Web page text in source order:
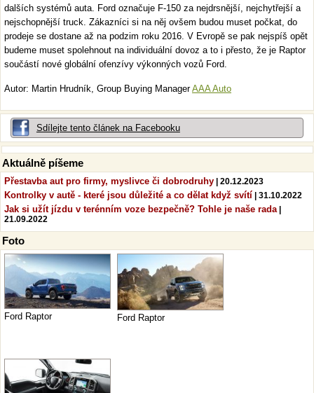
dalších systémů auta. Ford označuje F-150 za nejdrsnější, nejchytřejší a
nejschopnější truck. Zákazníci si na něj ovšem budou muset počkat, do
prodeje se dostane až na podzim roku 2016. V Evropě se pak nejspíš opět
budeme muset spolehnout na individuální dovoz a to i přesto, že je Raptor
součástí nové globální ofenzívy výkonných vozů Ford.
Autor: Martin Hrudník, Group Buying ManagerAAA Auto
Sdílejte tento článek na Facebooku
Aktuálně píšeme
Přestavba aut pro firmy, myslivce či dobrodruhy | 20.12.2023
Kontrolky v autě - které jsou důležité a co dělat když svítí | 31.10.2022
Jak si užít jízdu v terénním voze bezpečně? Tohle je naše rada|
21.09.2022
Foto
Ford Raptor Ford Raptor